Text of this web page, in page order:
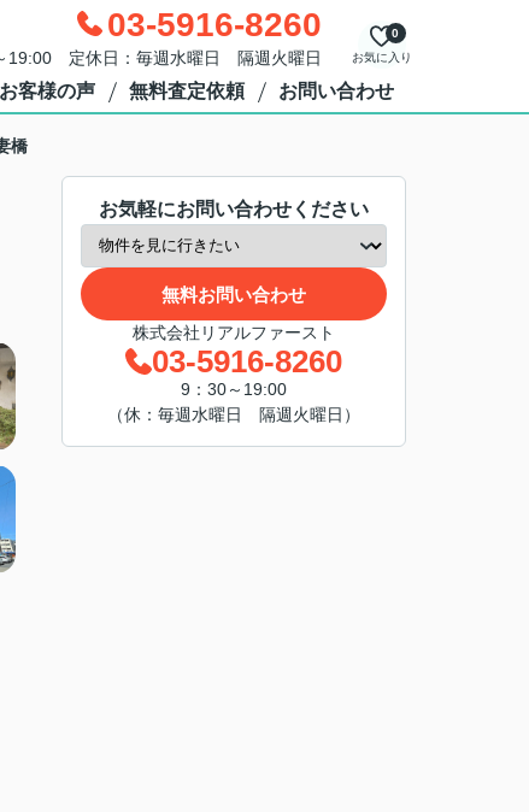
03-5916-8260
19:00 定休日：毎週水曜日 隔週火曜日 お気に入り
0
お客様の声 無料査定依頼 お問い合わせ
橋
お気軽にお問い合わせください
無料お問い合わせ
株式会社リアルファースト
03-5916-8260
9：30～19:00
（休：毎週水曜日 隔週火曜日）